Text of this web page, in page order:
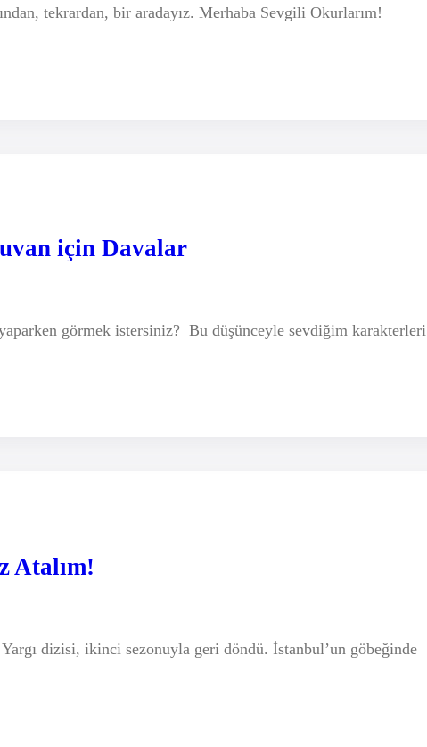
tekrardan, bir aradayız. Merhaba Sevgili Okurlarım!
için Davalar
görmek istersiniz? Bu düşünceyle sevdiğim karakterleri
Atalım!
dizisi, ikinci sezonuyla geri döndü. İstanbul’un göbeğinde